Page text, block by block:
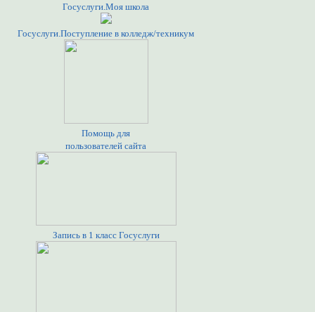
Госуслуги.Моя школа
Госуслуги.Поступление в колледж/техникум
Помощь для
пользователей сайта
Запись в 1 класс Госуслуги